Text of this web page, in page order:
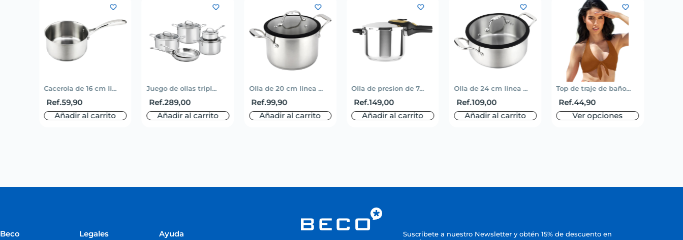
Cacerola de 16 cm li...
Ref.59,90
Añadir al carrito
Juego de ollas tripl...
Ref.289,00
Añadir al carrito
Olla de 20 cm linea ...
Ref.99,90
Añadir al carrito
Olla de presion de 7...
Ref.149,00
Añadir al carrito
Olla de 24 cm linea ...
Ref.109,00
Añadir al carrito
Top de traje de baño...
Ref.44,90
Ver opciones
Beco Legales Ayuda
Suscríbete a nuestro Newsletter y obtén 15% de descuento en